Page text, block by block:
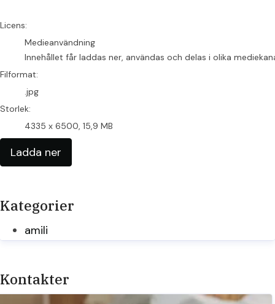
go to media item
Licens:
Medieanvändning
Innehållet får laddas ner, användas och delas i olika
Filformat:
.jpg
Storlek:
4335 x 6500, 15,9 MB
Ladda ner
Kategorier
amili
Kontakter